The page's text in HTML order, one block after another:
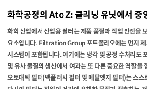
화학공정의 Ato Z: 클리닝 유닛에서 중
화학 산업에서 산업용 필터는 제품 품질과 직업 안전을
요소입니다. Filtration Group 포트폴리오에는 먼지 제
시스템이 포함됩니다. 여기에는 냉각 및 공정 수처리도
및 유사 물질의 생산에서 여과는 또 다른 중요한 역할을
오토매틱 필터(백플러시 필터 및 메탈엣지 필터)는 스스